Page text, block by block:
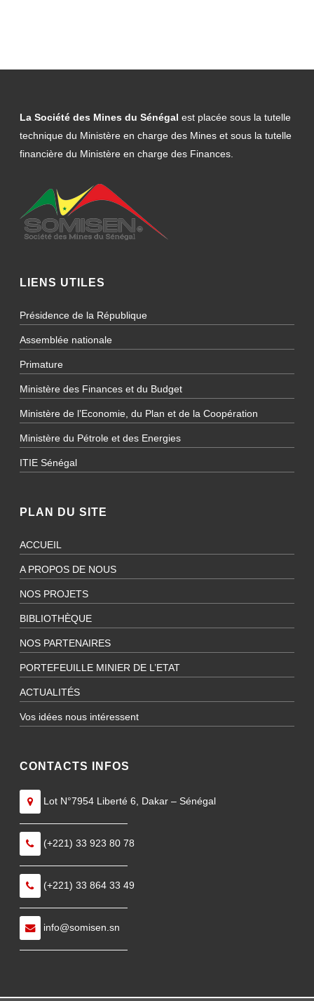
La Société des Mines du Sénégal est placée sous la tutelle
technique du Ministère en charge des Mines et sous la tutelle
financière du Ministère en charge des Finances.
LIENS UTILES
Présidence de la République
Assemblée nationale
Primature
Ministère des Finances et du Budget
Ministère de l’Economie, du Plan et de la Coopération
Ministère du Pétrole et des Energies
ITIE Sénégal
PLAN DU SITE
ACCUEIL
A PROPOS DE NOUS
NOS PROJETS
BIBLIOTHÈQUE
NOS PARTENAIRES
PORTEFEUILLE MINIER DE L’ETAT
ACTUALITÉS
Vos idées nous intéressent
CONTACTS INFOS
Lot N°7954 Liberté 6, Dakar – Sénégal
———————————
(+221) 33 923 80 78
———————————
(+221) 33 864 33 49
———————————
info@somisen.sn
———————————